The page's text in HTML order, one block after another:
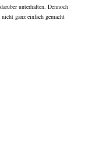
unterhalten. Dennoch
ganz einfach gemacht